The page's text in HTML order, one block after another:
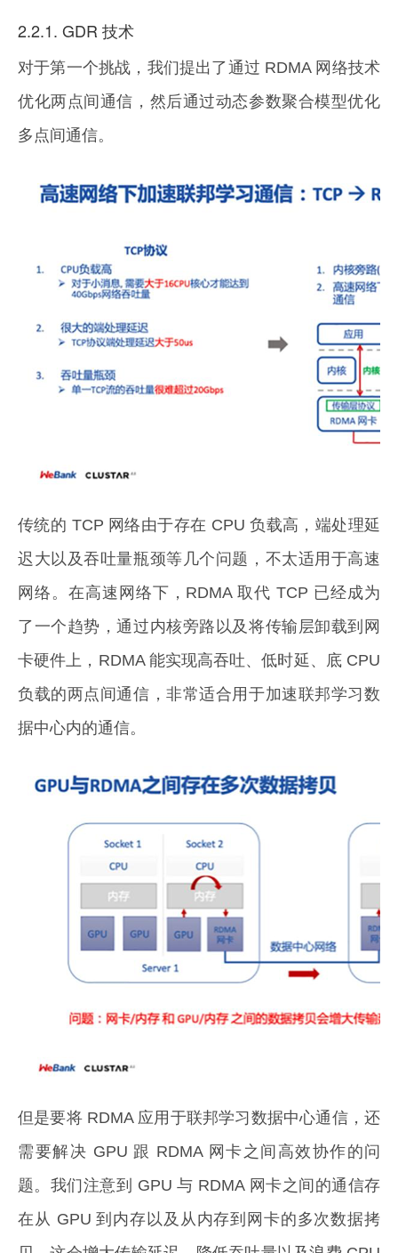
2.2.1. GDR 技术
对于第一个挑战，我们提出了通过 RDMA 网络技术
优化两点间通信，然后通过动态参数聚合模型优化
多点间通信。
传统的 TCP 网络由于存在 CPU 负载高，端处理延
迟大以及吞吐量瓶颈等几个问题，不太适用于高速
网络。在高速网络下，RDMA 取代 TCP 已经成为
了一个趋势，通过内核旁路以及将传输层卸载到网
卡硬件上，RDMA 能实现高吞吐、低时延、底 CPU
负载的两点间通信，非常适合用于加速联邦学习数
据中心内的通信。
但是要将 RDMA 应用于联邦学习数据中心通信，还
需要解决 GPU 跟 RDMA 网卡之间高效协作的问
题。我们注意到 GPU 与 RDMA 网卡之间的通信存
在从 GPU 到内存以及从内存到网卡的多次数据拷